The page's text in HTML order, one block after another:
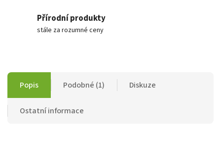
Přírodní produkty
stále za rozumné ceny
Popis Podobné (1) Diskuze
Ostatní informace